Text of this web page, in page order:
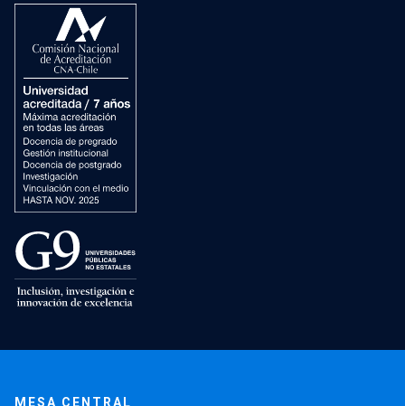
MESA CENTRAL